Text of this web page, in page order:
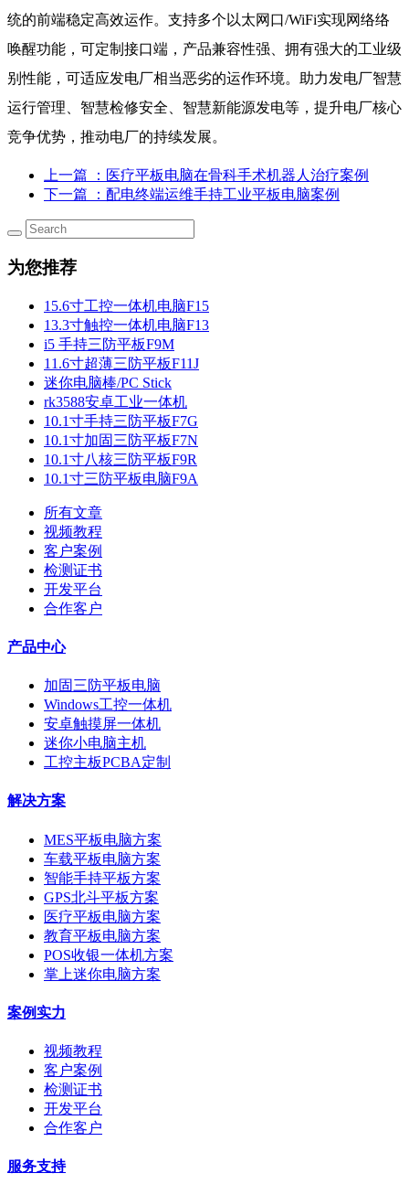
统的前端稳定高效运作。支持多个以太网口/WiFi实现网络络
唤醒功能，可定制接口端，产品兼容性强、拥有强大的工业级
别性能，可适应发电厂相当恶劣的运作环境。助力发电厂智慧
运行管理、智慧检修安全、智慧新能源发电等，提升电厂核心
竞争优势，推动电厂的持续发展。
上一篇
：医疗平板电脑在骨科手术机器人治疗案例
下一篇
：配电终端运维手持工业平板电脑案例
为您推荐
15.6寸工控一体机电脑F15
13.3寸触控一体机电脑F13
i5 手持三防平板F9M
11.6寸超薄三防平板F11J
迷你电脑棒/PC Stick
rk3588安卓工业一体机
10.1寸手持三防平板F7G
10.1寸加固三防平板F7N
10.1寸八核三防平板F9R
10.1寸三防平板电脑F9A
所有文章
视频教程
客户案例
检测证书
开发平台
合作客户
产品中心
加固三防平板电脑
Windows工控一体机
安卓触摸屏一体机
迷你小电脑主机
工控主板PCBA定制
解决方案
MES平板电脑方案
车载平板电脑方案
智能手持平板方案
GPS北斗平板方案
医疗平板电脑方案
教育平板电脑方案
POS收银一体机方案
掌上迷你电脑方案
案例实力
视频教程
客户案例
检测证书
开发平台
合作客户
服务支持